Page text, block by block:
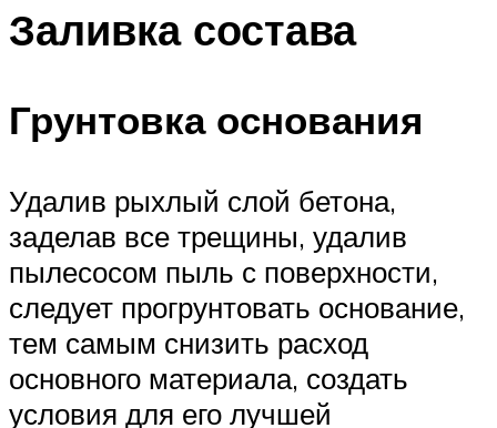
Заливка состава
Грунтовка основания
Удалив рыхлый слой бетона,
заделав все трещины, удалив
пылесосом пыль с поверхности,
следует прогрунтовать основание,
тем самым снизить расход
основного материала, создать
условия для его лучшей